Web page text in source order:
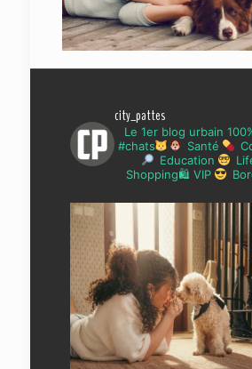
city_pattes
Le 1er blog urbain
#chats
Santé
Education
Shopping🛍 VIP